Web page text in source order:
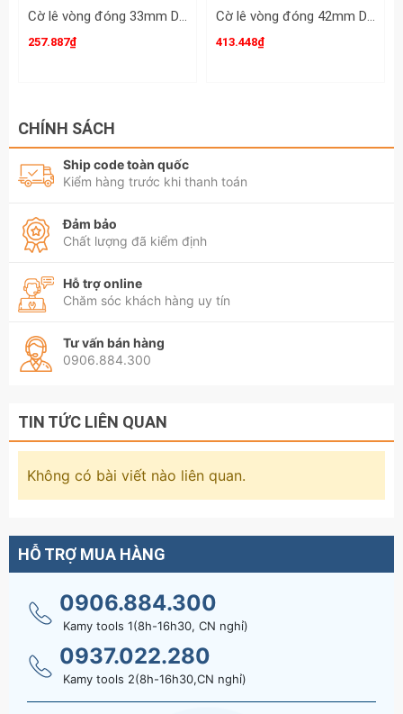
Cờ lê vòng đóng 33mm DIN7444 Clip-On CLO-22033
257.887₫
Cờ lê vòng đóng 42mm DIN7444 Clip-On CLO-22042
413.448₫
CHÍNH SÁCH
Ship code toàn quốc
Kiểm hàng trước khi thanh toán
Đảm bảo
Chất lượng đã kiểm định
Hỗ trợ online
Chăm sóc khách hàng uy tín
Tư vấn bán hàng
0906.884.300
TIN TỨC LIÊN QUAN
Không có bài viết nào liên quan.
HỖ TRỢ MUA HÀNG
0906.884.300
Kamy tools 1(8h-16h30, CN nghỉ)
0937.022.280
Kamy tools 2(8h-16h30,CN nghỉ)